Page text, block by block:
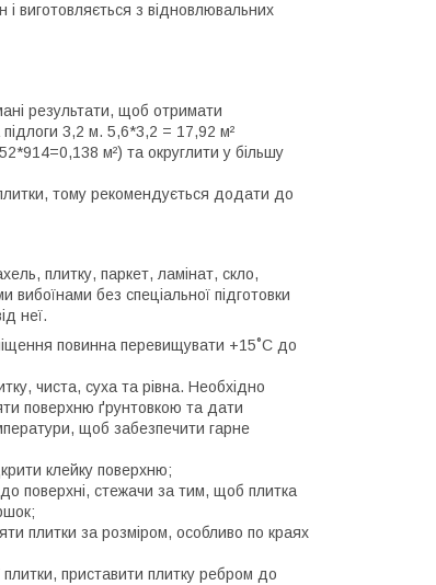
і виготовляється з відновлювальних
результати, щоб отримати
3,2 м. 5,6*3,2 = 17,92 м²
м²) та округлити у більшу
тому рекомендується додати до
плитку, паркет, ламінат, скло,
без спеціальної підготовки
неї.
повинна перевищувати +15˚С до
чиста, суха та рівна. Необхідно
поверхню ґрунтовкою та дати
щоб забезпечити гарне
клейку поверхню;
поверхні, стежачи за тим, щоб плитка
плитки за розміром, особливо по краях
приставити плитку ребром до